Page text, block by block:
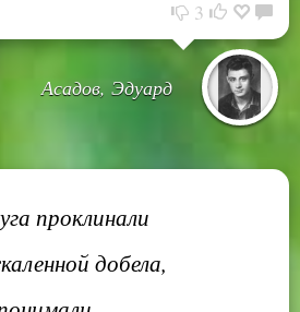
3
Асадов, Эдуард
проклинали
добела,